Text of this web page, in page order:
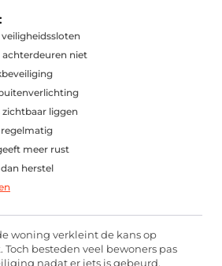
achterdeuren niet
zichtbaar liggen
meer rust
herstel
woning verkleint de kans op
besteden veel bewoners pas
nadat er iets is gebeurd.